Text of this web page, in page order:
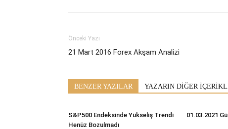
Önceki Yazı
21 Mart 2016 Forex Akşam Analizi
BENZER YAZILAR YAZARIN DİĞER
S&P500 Endeksinde Yükseliş Trendi
Henüz Bozulmadı
01.03.2021